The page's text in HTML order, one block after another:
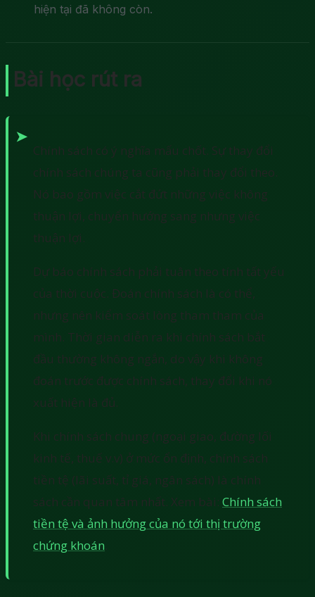
hiện tại đã không còn.
Bài học rút ra
Chính sách có ý nghĩa mấu chốt. Sự thay đổi
chính sách chúng ta cũng phải thay đổi theo.
Nó bao gồm việc cắt đứt những việc không
thuận lợi, chuyển hướng sang nhưng việc
thuận lợi.
Dự báo chính sách phải tuân theo tính tất yếu
của thời cuộc. Đoán chính sách là có thể,
nhưng nên kiểm soát lòng tham tham của
mình. Thời gian diễn ra khi chính sách bắt
đầu thường không ngắn, do vậy khi không
đoán trước được chính sách, thay đổi khi nó
xuất hiện là đủ.
Khi chính sách chung (ngoại giao, đường lối
kinh tế, thuế v.v) ở mức ổn định, chính sách
tiền tệ (lãi suất, tỉ giá, ngân sách) là chính
sách cần quan tâm nhất. Xem bài: Chính sách
tiền tệ và ảnh hưởng của nó tới thị trường
chứng khoán.